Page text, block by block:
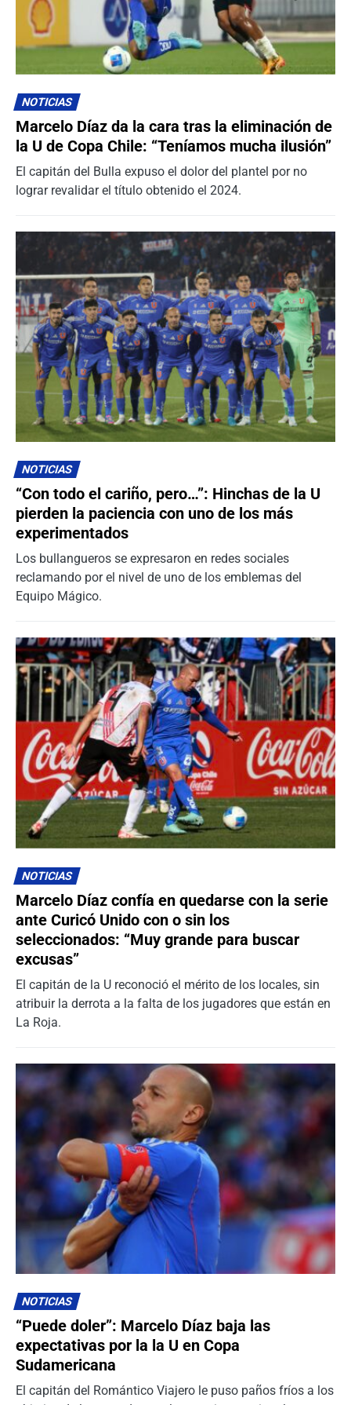
NOTICIAS
Marcelo Díaz da la cara tras la eliminación de
la U de Copa Chile: “Teníamos mucha ilusión”
El capitán del Bulla expuso el dolor del plantel por no
lograr revalidar el título obtenido el 2024.
NOTICIAS
“Con todo el cariño, pero…”: Hinchas de la U
pierden la paciencia con uno de los más
experimentados
Los bullangueros se expresaron en redes sociales
reclamando por el nivel de uno de los emblemas del
Equipo Mágico.
NOTICIAS
Marcelo Díaz confía en quedarse con la serie
ante Curicó Unido con o sin los
seleccionados: “Muy grande para buscar
excusas”
El capitán de la U reconoció el mérito de los locales, sin
atribuir la derrota a la falta de los jugadores que están en
La Roja.
NOTICIAS
“Puede doler”: Marcelo Díaz baja las
expectativas por la la U en Copa
Sudamericana
El capitán del Romántico Viajero le puso paños fríos a los